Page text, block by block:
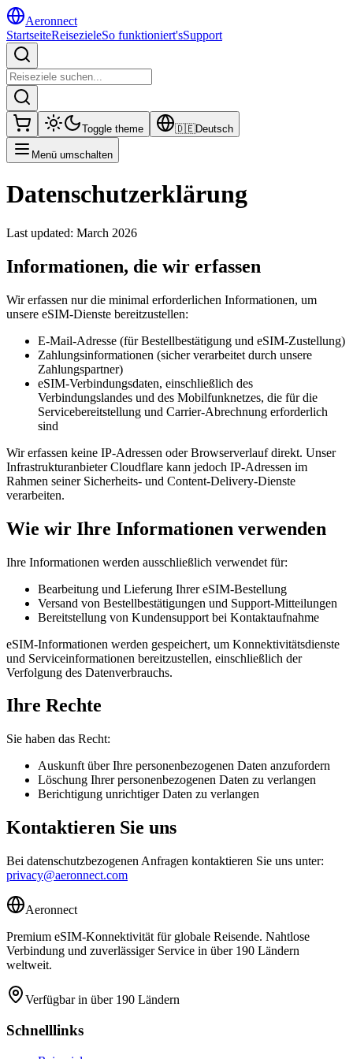
Aeronnect
StartseiteReisezieleSo funktioniert'sSupport
Toggle theme 🇩🇪Deutsch
Menü umschalten
Datenschutzerklärung
Last updated: March 2026
Informationen, die wir erfassen
Wir erfassen nur die minimal erforderlichen Informationen, um
unsere eSIM-Dienste bereitzustellen:
E-Mail-Adresse (für Bestellbestätigung und eSIM-Zustellung)
Zahlungsinformationen (sicher verarbeitet durch unsere
Zahlungspartner)
eSIM-Verbindungsdaten, einschließlich des
Verbindungslandes und des Mobilfunknetzes, die für die
Servicebereitstellung und Carrier-Abrechnung erforderlich
sind
Wir erfassen keine IP-Adressen oder Browserverlauf direkt. Unser
Infrastrukturanbieter Cloudflare kann jedoch IP-Adressen im
Rahmen seiner Sicherheits- und Content-Delivery-Dienste
verarbeiten.
Wie wir Ihre Informationen verwenden
Ihre Informationen werden ausschließlich verwendet für:
Bearbeitung und Lieferung Ihrer eSIM-Bestellung
Versand von Bestellbestätigungen und Support-Mitteilungen
Bereitstellung von Kundensupport bei Kontaktaufnahme
eSIM-Informationen werden gespeichert, um Konnektivitätsdienste
und Serviceinformationen bereitzustellen, einschließlich der
Verfolgung des Datenverbrauchs.
Ihre Rechte
Sie haben das Recht:
Auskunft über Ihre personenbezogenen Daten anzufordern
Löschung Ihrer personenbezogenen Daten zu verlangen
Berichtigung unrichtiger Daten zu verlangen
Kontaktieren Sie uns
Bei datenschutzbezogenen Anfragen kontaktieren Sie uns unter:
privacy@aeronnect.com
Aeronnect
Premium eSIM-Konnektivität für globale Reisende. Nahtlose
Verbindung und zuverlässiger Service in über 190 Ländern
weltweit.
Verfügbar in über 190 Ländern
Schnelllinks